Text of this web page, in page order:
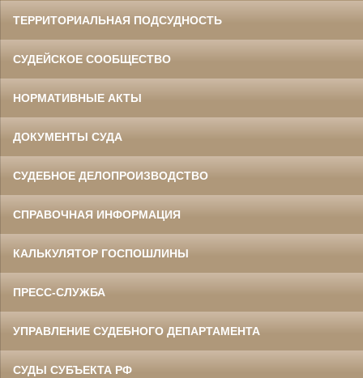
ТЕРРИТОРИАЛЬНАЯ ПОДСУДНОСТЬ
СУДЕЙСКОЕ СООБЩЕСТВО
НОРМАТИВНЫЕ АКТЫ
ДОКУМЕНТЫ СУДА
СУДЕБНОЕ ДЕЛОПРОИЗВОДСТВО
СПРАВОЧНАЯ ИНФОРМАЦИЯ
КАЛЬКУЛЯТОР ГОСПОШЛИНЫ
ПРЕСС-СЛУЖБА
УПРАВЛЕНИЕ СУДЕБНОГО ДЕПАРТАМЕНТА
СУДЫ СУБЪЕКТА РФ